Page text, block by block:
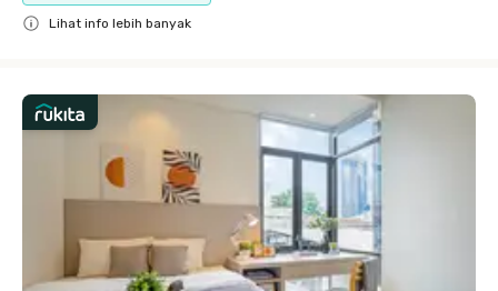
Lihat info lebih banyak